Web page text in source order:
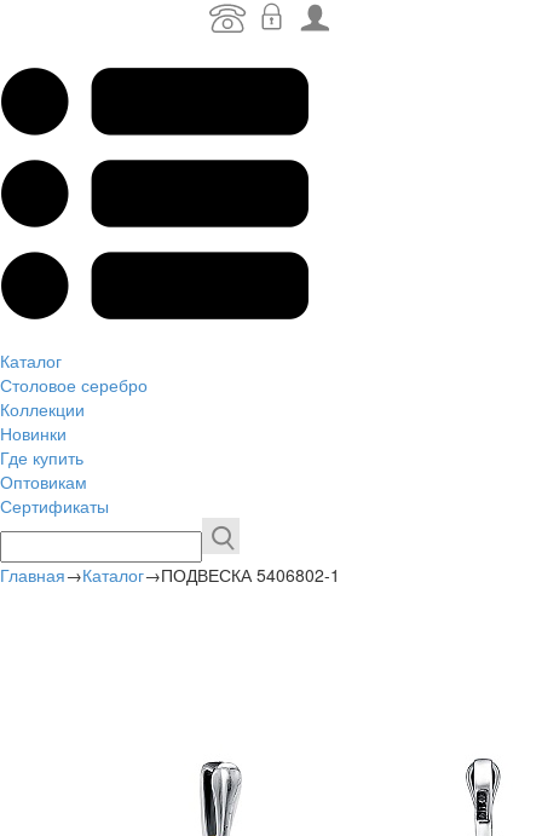
Каталог
Столовое серебро
Коллекции
Новинки
Где купить
Оптовикам
Сертификаты
Главная→Каталог→ПОДВЕСКА 5406802-1